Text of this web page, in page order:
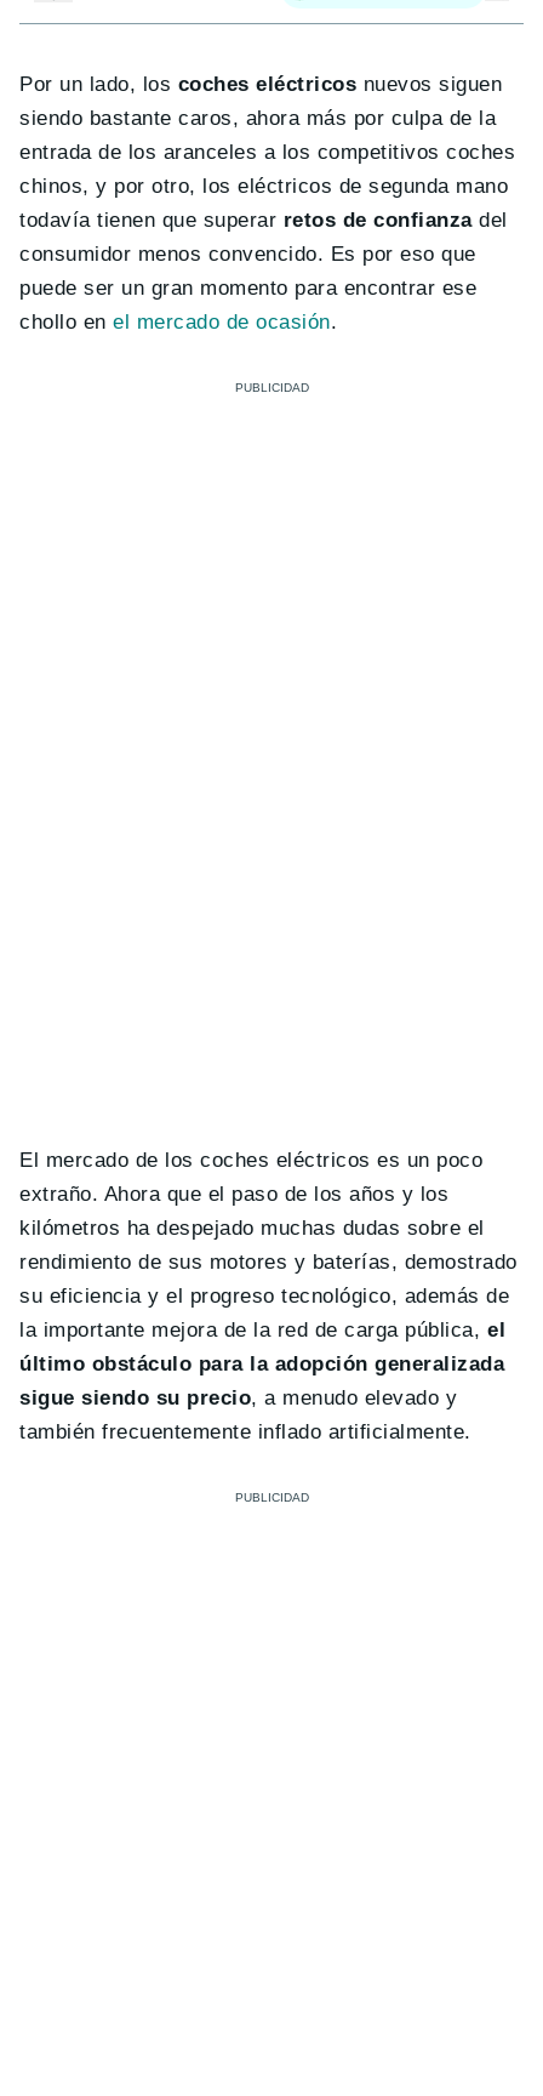
Por un lado, los coches eléctricos nuevos siguen
siendo bastante caros, ahora más por culpa de la
entrada de los aranceles a los competitivos coches
chinos, y por otro, los eléctricos de segunda mano
todavía tienen que superar retos de confianzadel
consumidor menos convencido. Es por eso que
puede ser un gran momento para encontrar ese
chollo enel mercado de ocasión.
El mercado de los coches eléctricos es un poco
extraño. Ahora que el paso de los años y los
kilómetros ha despejado muchas dudas sobre el
rendimiento de sus motores y baterías, demostrado
su eficiencia y el progreso tecnológico, además de
la importante mejora de la red de carga pública, el
último obstáculo para la adopción generalizada
sigue siendo su precio, a menudo elevado y
también frecuentemente inflado artificialmente.